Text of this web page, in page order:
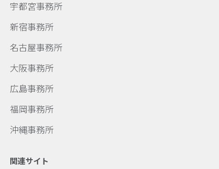
宇都宮事務所
新宿事務所
名古屋事務所
大阪事務所
広島事務所
福岡事務所
沖縄事務所
関連サイト